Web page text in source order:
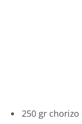
250 gr chorizo